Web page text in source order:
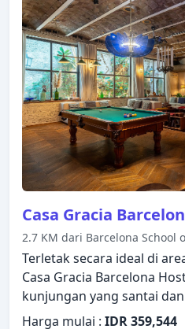
memiliki ruang
handuk, lantai kayu/parket,
memastikan kenyamanan
Akses ke pusat
ruangan, solarium di
kepuasan menginap
dan pelayanan yang
selama menginap di
Casa Gracia
2.7 KM dari Barcelona School
Terletak secara ideal di
Casa Gracia Barcelona
kunjungan yang santai
ini menawarkan berbagai
Harga mulai : IDR 359,544